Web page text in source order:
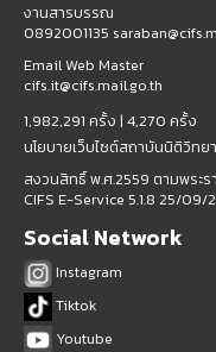
งานสารบรรณ
0892001135
Email Web Master
cifs.it@cifs.mail.go.th
1,982,291 ครั้ง | 4,270 ครั้ง
นโยบายเว็บไซต์สถาบันนิติวิทย
สงวนสิทธิ์ พ.ศ.2559 ตามพร
CIFS E-Service 5.1.8 25/09/
Social Network
Instagram
Tiktok
Youtube